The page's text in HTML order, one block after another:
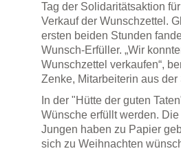
Tag der Solidaritätsaktion
Verkauf der Wunschzettel.
ersten beiden Stunden
Wunsch-Erfüller. „Wir
Wunschzettel verkaufen“,
Zenke, Mitarbeiterin aus der
In der "Hütte der guten
Wünsche erfüllt werden.
Jungen haben zu Papier
sich zu Weihnachten